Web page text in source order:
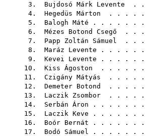
3. Bujdosó Márk Levente . .
4. Hegedüs Márton . . . . .
5. Balogh Máté . . . . . . .
6. Mézes Botond Csegő . . .
7. Papp Zoltán Sámuel . . .
8. Maráz Levente . . . . . .
9. Kevei Levente . . . . . .
10. Kiss Ágoston . . . . . .
11. Czigány Mátyás . . . . .
12. Demeter Botond . . . . .
13. Laczik Zsombor . . . . .
14. Serbán Áron . . . . . . .
15. Laczik Keve . . . . . . .
16. Boór Bernát . . . . . . .
17. Bodó Sámuel . . . . . . .